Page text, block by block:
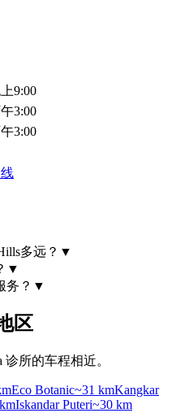
9:00
3:00
3:00
多远？ ▼
▼
务？ ▼
区
诊所的车程相近。
Eco Botanic~31 kmKangkar
Iskandar Puteri~30 km